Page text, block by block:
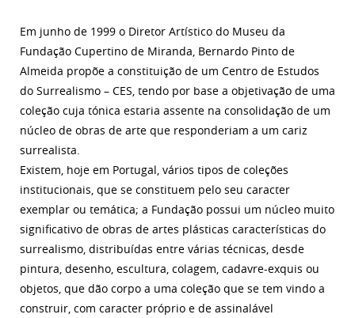
Em junho de 1999 o Diretor Artístico do Museu da
Fundação Cupertino de Miranda, Bernardo Pinto de
Almeida propõe a constituição de um Centro de Estudos
do Surrealismo – CES, tendo por base a objetivação de uma
coleção cuja tónica estaria assente na consolidação de um
núcleo de obras de arte que responderiam a um cariz
surrealista.
Existem, hoje em Portugal, vários tipos de coleções
institucionais, que se constituem pelo seu caracter
exemplar ou temática; a Fundação possui um núcleo muito
significativo de obras de artes plásticas características do
surrealismo, distribuídas entre várias técnicas, desde
pintura, desenho, escultura, colagem, cadavre-exquis ou
objetos, que dão corpo a uma coleção que se tem vindo a
construir, com caracter próprio e de assinalável